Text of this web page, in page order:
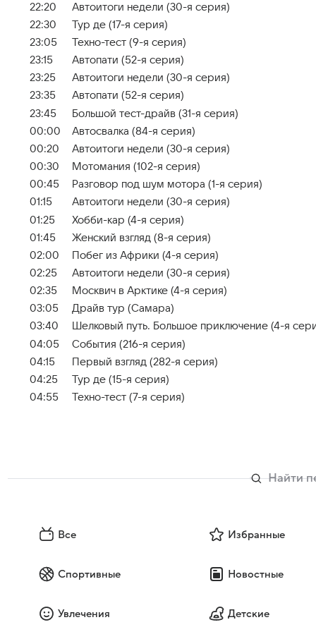
22:20
Автоитоги недели (30-я серия)
22:30
Тур де (17-я серия)
23:05
Техно-тест (9-я серия)
23:15
Автопати (52-я серия)
23:25
Автоитоги недели (30-я серия)
23:35
Автопати (52-я серия)
23:45
Большой тест-драйв (31-я серия)
00:00
Автосвалка (84-я серия)
00:20
Автоитоги недели (30-я серия)
00:30
Мотомания (102-я серия)
00:45
Разговор под шум мотора (1-я серия)
01:15
Автоитоги недели (30-я серия)
01:25
Хобби-кар (4-я серия)
01:45
Женский взгляд (8-я серия)
02:00
Побег из Африки (4-я серия)
02:25
Автоитоги недели (30-я серия)
02:35
Москвич в Арктике (4-я серия)
03:05
Драйв тур (Самара)
03:40
Шелковый путь. Большое приключение (4-я
04:05
События (216-я серия)
04:15
Первый взгляд (282-я серия)
04:25
Тур де (15-я серия)
04:55
Техно-тест (7-я серия)
Все Избранные
Спортивные Новостные
Увлечения Детские